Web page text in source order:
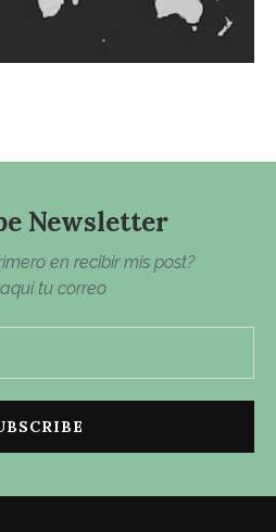
Newsletter
en recibir mis post?
tu correo